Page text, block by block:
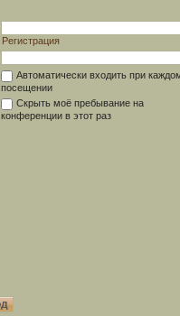
Регистрация
Автоматически входить при
посещении
Скрыть моё пребывание на
конференции в этот раз